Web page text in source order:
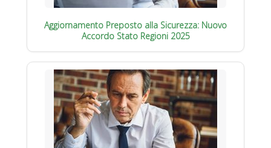
Aggiornamento Preposto alla Sicurezza: Nuovo
Accordo Stato Regioni 2025